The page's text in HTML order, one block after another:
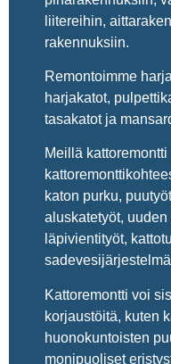
liitereihin,
rakennuksiin.
Remontoimme
harjakatot,
tasakatot ja
Meillä
katon purku,
aluskatetyöt,
läpivientityöt,
Kattoremontti voi
korjaustöitä, kuten
huonokuntoisten
monipuoliset